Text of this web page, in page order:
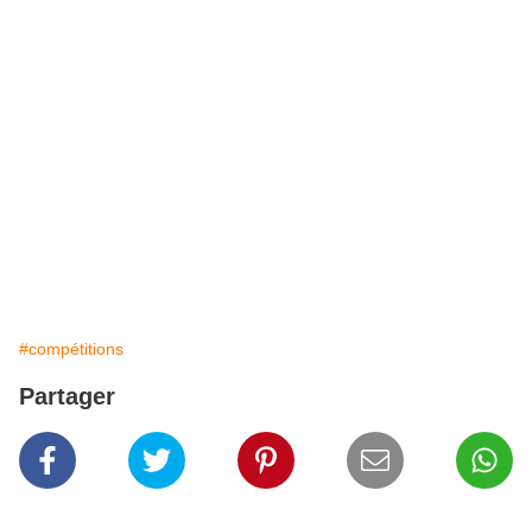
#compétitions
Partager